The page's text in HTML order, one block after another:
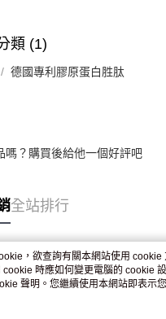
類 (1)
德國專利膠原蛋白胜肽
嗎？購買後給他一個好評吧
全站排行
，欲查詢有關本網站使用 cookie
cookie 時應如何變更電腦的 cookie
聲明。您繼續使用本網站即表示
聲明使用 cookie。